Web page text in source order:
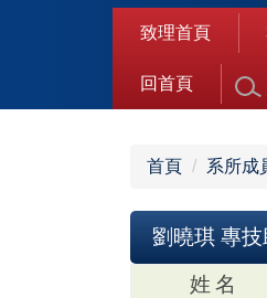
致理首頁
回首頁
首頁 系所成
劉曉琪 專
姓 名